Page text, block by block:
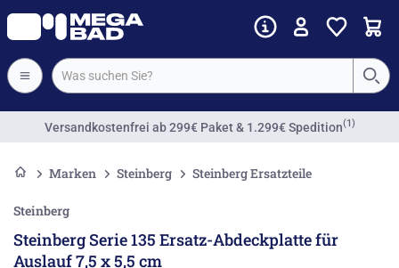
Versandkostenfrei ab 299€ Paket & 1.299€ Spedition(1)
Marken Steinberg Steinberg Ersatzteile
Steinberg
Steinberg Serie 135 Ersatz-Abdeckplatte für
Auslauf 7,5 x 5,5 cm